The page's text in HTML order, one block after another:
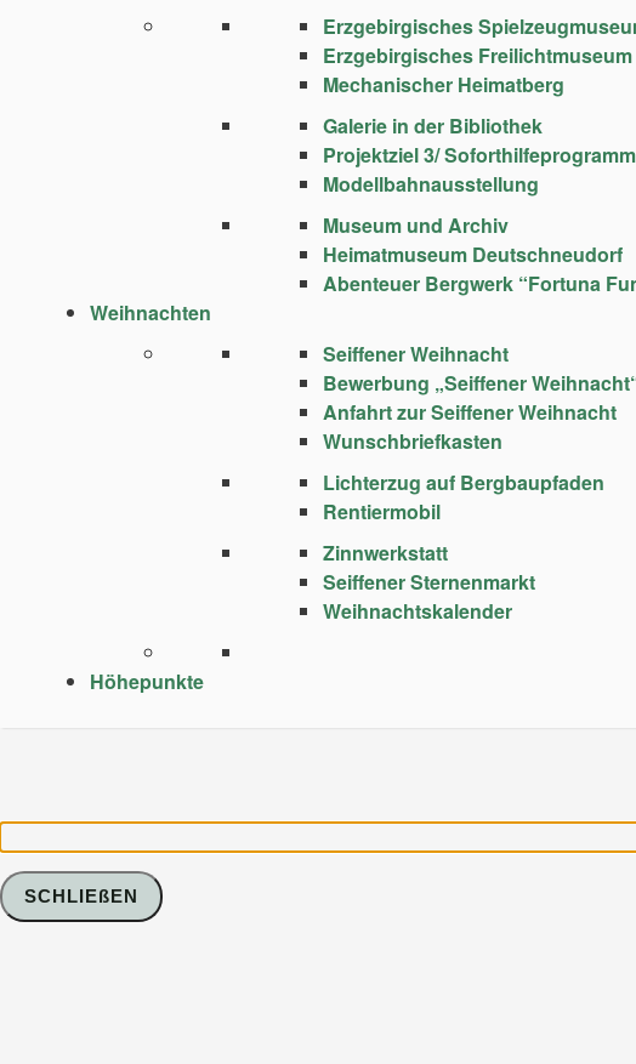
Erzgebirgisches
Erzgebirgisches Freilichtmuseum
Mechanischer Heimatberg
Galerie in der Bibliothek
Projektziel 3/ Soforthilfeprogramm
Modellbahnausstellung
Museum und Archiv
Heimatmuseum Deutschneudorf
Abenteuer Bergwerk “Fortuna
Weihnachten
Seiffener Weihnacht
Bewerbung „Seiffener
Anfahrt zur Seiffener Weihnacht
Wunschbriefkasten
Lichterzug auf Bergbaupfaden
Rentiermobil
Zinnwerkstatt
Seiffener Sternenmarkt
Weihnachtskalender
Höhepunkte
SCHLIEßEN